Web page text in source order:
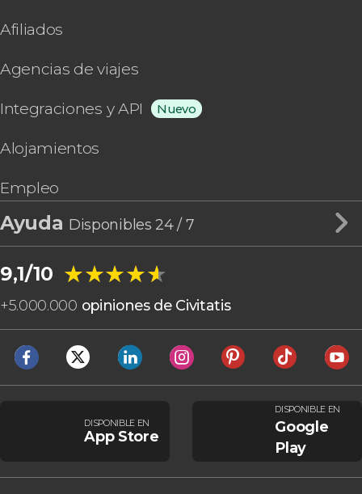
Afiliados
Agencias de viajes
Integraciones y API Nuevo
Alojamientos
Empleo
Ayuda Disponibles 24 / 7
9,1/10 ★★★★★
★★★★★
+5.000.000 opiniones de Civitatis
DISPONIBLE EN
App Store
DISPONIBLE EN
Google
Play